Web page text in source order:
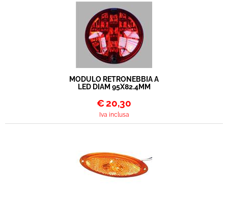
MODULO RETRONEBBIA A
LED DIAM 95X82.4MM
€20,30
Iva inclusa